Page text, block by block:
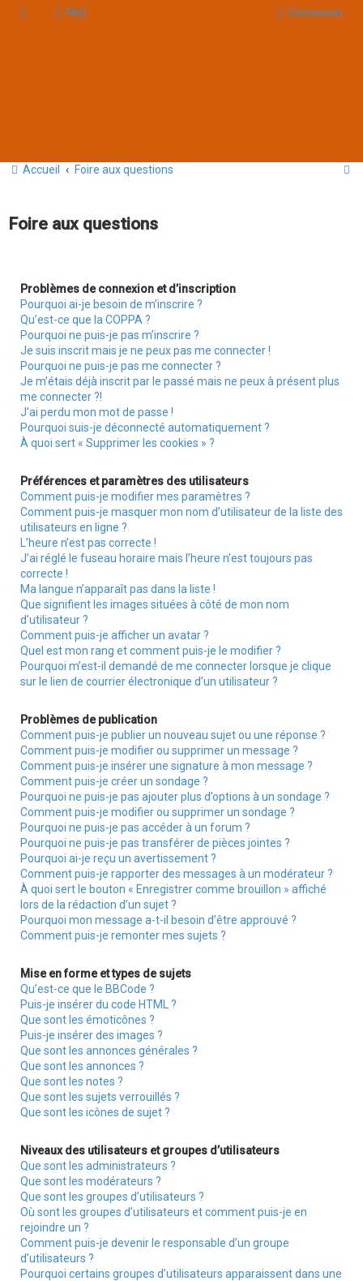
FAQ Connexion
Accueil Foire aux questions
Foire aux questions
Problèmes de connexion et d’inscription
Pourquoi ai-je besoin de m’inscrire ?
Qu’est-ce que la COPPA ?
Pourquoi ne puis-je pas m’inscrire ?
Je suis inscrit mais je ne peux pas me connecter !
Pourquoi ne puis-je pas me connecter ?
Je m’étais déjà inscrit par le passé mais ne peux à présent plus
me connecter ?!
J’ai perdu mon mot de passe !
Pourquoi suis-je déconnecté automatiquement ?
À quoi sert « Supprimer les cookies » ?
Préférences et paramètres des utilisateurs
Comment puis-je modifier mes paramètres ?
Comment puis-je masquer mon nom d’utilisateur de la liste des
utilisateurs en ligne ?
L’heure n’est pas correcte !
J’ai réglé le fuseau horaire mais l’heure n’est toujours pas
correcte !
Ma langue n’apparaît pas dans la liste !
Que signifient les images situées à côté de mon nom
d’utilisateur ?
Comment puis-je afficher un avatar ?
Quel est mon rang et comment puis-je le modifier ?
Pourquoi m’est-il demandé de me connecter lorsque je clique
sur le lien de courrier électronique d’un utilisateur ?
Problèmes de publication
Comment puis-je publier un nouveau sujet ou une réponse ?
Comment puis-je modifier ou supprimer un message ?
Comment puis-je insérer une signature à mon message ?
Comment puis-je créer un sondage ?
Pourquoi ne puis-je pas ajouter plus d’options à un sondage ?
Comment puis-je modifier ou supprimer un sondage ?
Pourquoi ne puis-je pas accéder à un forum ?
Pourquoi ne puis-je pas transférer de pièces jointes ?
Pourquoi ai-je reçu un avertissement ?
Comment puis-je rapporter des messages à un modérateur ?
À quoi sert le bouton « Enregistrer comme brouillon » affiché
lors de la rédaction d’un sujet ?
Pourquoi mon message a-t-il besoin d’être approuvé ?
Comment puis-je remonter mes sujets ?
Mise en forme et types de sujets
Qu’est-ce que le BBCode ?
Puis-je insérer du code HTML ?
Que sont les émoticônes ?
Puis-je insérer des images ?
Que sont les annonces générales ?
Que sont les annonces ?
Que sont les notes ?
Que sont les sujets verrouillés ?
Que sont les icônes de sujet ?
Niveaux des utilisateurs et groupes d’utilisateurs
Que sont les administrateurs ?
Que sont les modérateurs ?
Que sont les groupes d’utilisateurs ?
Où sont les groupes d’utilisateurs et comment puis-je en
rejoindre un ?
Comment puis-je devenir le responsable d’un groupe
d’utilisateurs ?
Pourquoi certains groupes d’utilisateurs apparaissent dans une